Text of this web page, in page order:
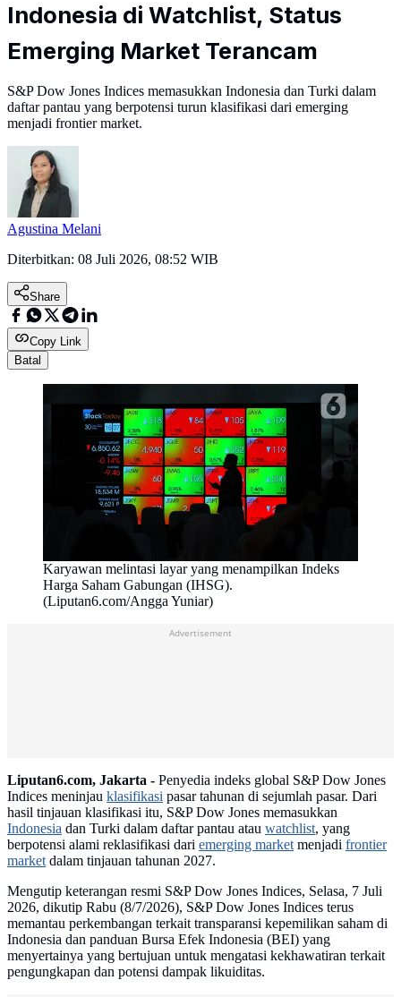
Indonesia di Watchlist, Status
Emerging Market Terancam
S&P Dow Jones Indices memasukkan Indonesia dan Turki dalam
daftar pantau yang berpotensi turun klasifikasi dari emerging
menjadi frontier market.
Agustina Melani
Diterbitkan: 08 Juli 2026, 08:52 WIB
Share
Copy Link
Batal
Karyawan melintasi layar yang menampilkan Indeks
Harga Saham Gabungan (IHSG).
(Liputan6.com/Angga Yuniar)
Advertisement
Liputan6.com, Jakarta - Penyedia indeks global S&P Dow Jones
Indices meninjau klasifikasi pasar tahunan di sejumlah pasar. Dari
hasil tinjauan klasifikasi itu, S&P Dow Jones memasukkan
Indonesia dan Turki dalam daftar pantau atau watchlist, yang
berpotensi alami reklasifikasi dari emerging marketmenjadi frontier
marketdalam tinjauan tahunan 2027.
Mengutip keterangan resmi S&P Dow Jones Indices, Selasa, 7 Juli
2026, dikutip Rabu (8/7/2026), S&P Dow Jones Indices terus
memantau perkembangan terkait transparansi kepemilikan saham di
Indonesia dan panduan Bursa Efek Indonesia (BEI) yang
menyertainya yang bertujuan untuk mengatasi kekhawatiran terkait
pengungkapan dan potensi dampak likuiditas.